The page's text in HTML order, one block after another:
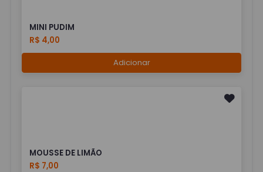
MINI PUDIM
R$ 4,00
Adicionar
MOUSSE DE LIMÃO
R$ 7,00